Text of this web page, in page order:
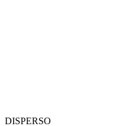
DISPERSO